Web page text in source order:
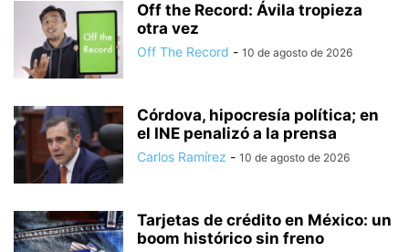
Off the Record: Ávila tropieza
otra vez
Off The Record - 10 de agosto de 2026
Córdova, hipocresía política; en
el INE penalizó a la prensa
Carlos Ramírez - 10 de agosto de 2026
Tarjetas de crédito en México: un
boom histórico sin freno